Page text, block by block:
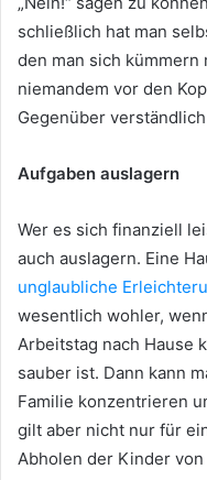
schließlich hat man
den man sich kümmern
niemandem vor den
Gegenüber
Aufgaben auslagern
Wer es sich finanziell
auch auslagern. Eine
unglaubliche
wesentlich wohler,
Arbeitstag nach Hause
sauber ist. Dann kann
Familie konzentrieren
gilt aber nicht nur für
Abholen der Kinder